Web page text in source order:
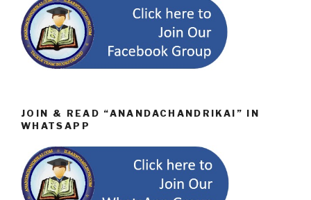
JOIN & READ “ANANDACHANDRIKAI” IN
WHATSAPP